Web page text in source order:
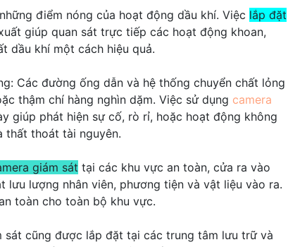
điểm nóng của hoạt động dầu khí. Việc lắp đặt
giúp quan sát trực tiếp các hoạt động khoan,
dầu khí một cách hiệu quả.
Các đường ống dẫn và hệ thống chuyển chất lỏng
thậm chí hàng nghìn dặm. Việc sử dụng camera
giúp phát hiện sự cố, rò rỉ, hoặc hoạt động không
thất thoát tài nguyên.
giám sát tại các khu vực an toàn, cửa ra vào
lượng nhân viên, phương tiện và vật liệu vào ra.
toàn cho toàn bộ khu vực.
cũng được lắp đặt tại các trung tâm lưu trữ và